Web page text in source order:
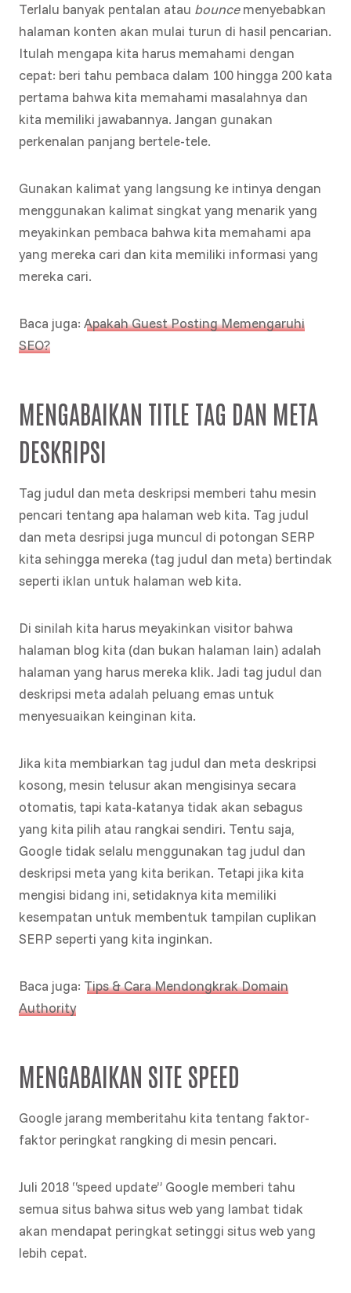
Terlalu banyak pentalan atau bouncemenyebabkan
halaman konten akan mulai turun di hasil pencarian.
Itulah mengapa kita harus memahami dengan
cepat: beri tahu pembaca dalam 100 hingga 200 kata
pertama bahwa kita memahami masalahnya dan
kita memiliki jawabannya. Jangan gunakan
perkenalan panjang bertele-tele.
Gunakan kalimat yang langsung ke intinya dengan
menggunakan kalimat singkat yang menarik yang
meyakinkan pembaca bahwa kita memahami apa
yang mereka cari dan kita memiliki informasi yang
mereka cari.
Baca juga: Apakah Guest Posting Memengaruhi
SEO?
MENGABAIKAN TITLE TAG DAN META
DESKRIPSI
Tag judul dan meta deskripsi memberi tahu mesin
pencari tentang apa halaman web kita. Tag judul
dan meta desripsi juga muncul di potongan SERP
kita sehingga mereka (tag judul dan meta) bertindak
seperti iklan untuk halaman web kita.
Di sinilah kita harus meyakinkan visitor bahwa
halaman blog kita (dan bukan halaman lain) adalah
halaman yang harus mereka klik. Jadi tag judul dan
deskripsi meta adalah peluang emas untuk
menyesuaikan keinginan kita.
Jika kita membiarkan tag judul dan meta deskripsi
kosong, mesin telusur akan mengisinya secara
otomatis, tapi kata-katanya tidak akan sebagus
yang kita pilih atau rangkai sendiri. Tentu saja,
Google tidak selalu menggunakan tag judul dan
deskripsi meta yang kita berikan. Tetapi jika kita
mengisi bidang ini, setidaknya kita memiliki
kesempatan untuk membentuk tampilan cuplikan
SERP seperti yang kita inginkan.
Baca juga: Tips & Cara Mendongkrak Domain
Authority
MENGABAIKAN SITE SPEED
Google jarang memberitahu kita tentang faktor-
faktor peringkat rangking di mesin pencari.
Juli 2018 “speed update” Google memberi tahu
semua situs bahwa situs web yang lambat tidak
akan mendapat peringkat setinggi situs web yang
lebih cepat.